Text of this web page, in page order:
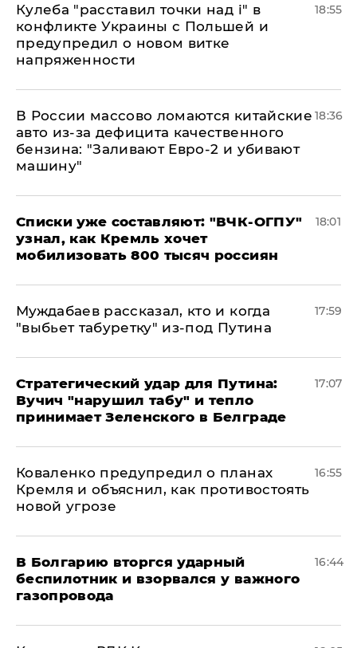
Кулеба "расставил точки над і" в
конфликте Украины с Польшей и
предупредил о новом витке
напряженности
18:55
В России массово ломаются китайские
авто из-за дефицита качественного
бензина: "Заливают Евро-2 и убивают
машину"
18:36
Списки уже составляют: "ВЧК-ОГПУ"
узнал, как Кремль хочет
мобилизовать 800 тысяч россиян
18:01
Муждабаев рассказал, кто и когда
"выбьет табуретку" из-под Путина
17:59
Стратегический удар для Путина:
Вучич "нарушил табу" и тепло
принимает Зеленского в Белграде
17:07
Коваленко предупредил о планах
Кремля и объяснил, как противостоять
новой угрозе
16:55
В Болгарию вторгся ударный
беспилотник и взорвался у важного
газопровода
16:44